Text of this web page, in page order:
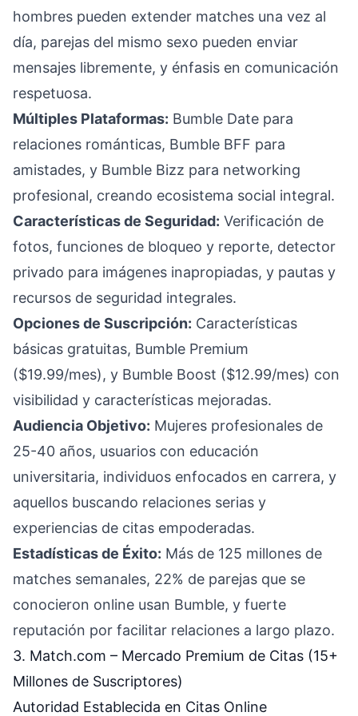
hombres pueden extender matches una vez al
día, parejas del mismo sexo pueden enviar
mensajes libremente, y énfasis en comunicación
respetuosa.
Múltiples Plataformas: Bumble Date para
relaciones románticas, Bumble BFF para
amistades, y Bumble Bizz para networking
profesional, creando ecosistema social integral.
Características de Seguridad: Verificación de
fotos, funciones de bloqueo y reporte, detector
privado para imágenes inapropiadas, y pautas y
recursos de seguridad integrales.
Opciones de Suscripción: Características
básicas gratuitas, Bumble Premium
($19.99/mes), y Bumble Boost ($12.99/mes) con
visibilidad y características mejoradas.
Audiencia Objetivo: Mujeres profesionales de
25-40 años, usuarios con educación
universitaria, individuos enfocados en carrera, y
aquellos buscando relaciones serias y
experiencias de citas empoderadas.
Estadísticas de Éxito: Más de 125 millones de
matches semanales, 22% de parejas que se
conocieron online usan Bumble, y fuerte
reputación por facilitar relaciones a largo plazo.
3. Match.com – Mercado Premium de Citas (15+
Millones de Suscriptores)
Autoridad Establecida en Citas Online